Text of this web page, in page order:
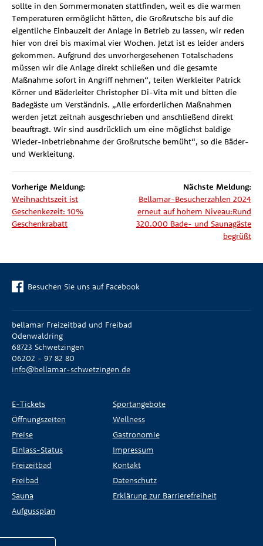
sollte in den Sommermonaten stattfinden, weil es die warmen
Temperaturen ermöglicht hätten, die Großrutsche bis auf die
eigentliche Einbauzeit der Anlage in Betrieb zu lassen, wir reden
hier von drei bis maximal vier Wochen. Jetzt ist es leider anders
gekommen. Aufgrund des unvorhergesehenen Totalschadens
müssen wir die Anlage direkt schließen und die gesamte
Maßnahme sofort in Angriff nehmen“, teilen Werkleiter Patrick
Körner und Bäderleiter Christopher Di-Vita mit und bitten die
Badegäste um Verständnis. „Alle erforderlichen Maßnahmen
werden jetzt zeitnah ausgeschrieben und anschließend direkt
beauftragt. Wir sind ausdrücklich um eine möglichst baldige
Wieder-Inbetriebnahme der Großrutsche bemüht“, so die Bäder-
und Werkleitung.
Vorherige Meldung:
Weihnachtszeit ist
Geschenkezeit: 10%
Geschenkrabatt
Nächste Meldung:
Bellamar-Besucherzahlen 2024
erneut auf hohem Niveau:Rund
320.000 Bade- und Saunagäste
begrüßt
Besuchen Sie uns auf Facebook
bellamar Freizeitbad und Freibad
Odenwaldring
68723 Schwetzingen
06202 - 97 82 80
info@bellamar-schwetzingen.de
E-Tickets
Öffnungszeiten
Preise
Einlass-Status
Freizeitbad
Freibad
Sauna
Aufgussplan
Sportangebote
Wellness
Gastronomie
Impressum
Kontakt
Datenschutz
Erklärung zur Barrierefreiheit